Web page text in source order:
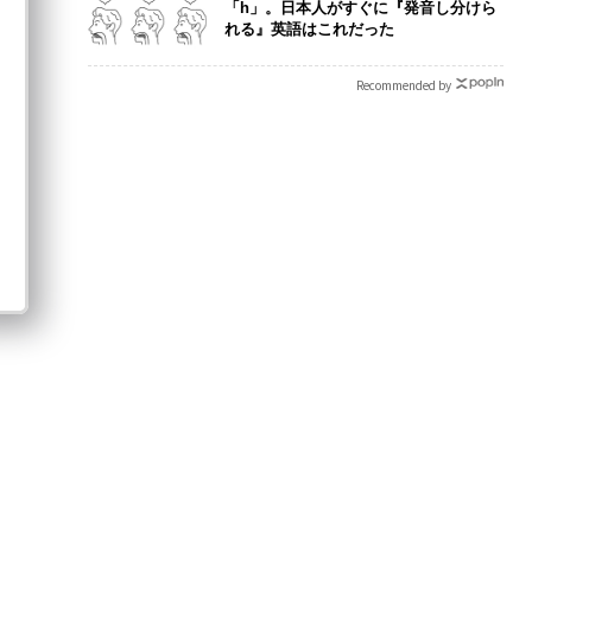
「h」。日本人がすぐに『発音し分けら
れる』英語はこれだった
Recommended by